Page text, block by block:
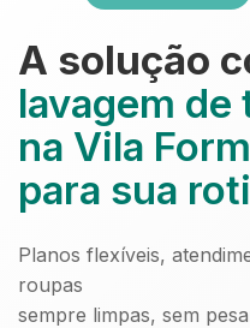
A solução
lavagem
na Vila
para sua
Planos flexíveis,
roupas
sempre limpas, sem